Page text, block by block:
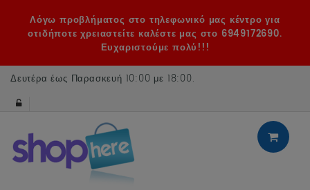
Λόγω προβλήματος στο τηλεφωνικό μας κέντρο για
οτιδήποτε χρειαστείτε καλέστε μας στο 6949172690.
Ευχαριστούμε πολύ!!!
Δευτέρα έως Παρασκευή 10:00 με 18:00.